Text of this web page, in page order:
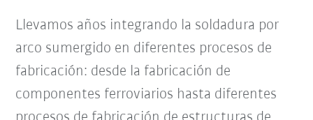
Llevamos años integrando la soldadura por
arco sumergido en diferentes procesos de
fabricación: desde la fabricación de
componentes ferroviarios hasta diferentes